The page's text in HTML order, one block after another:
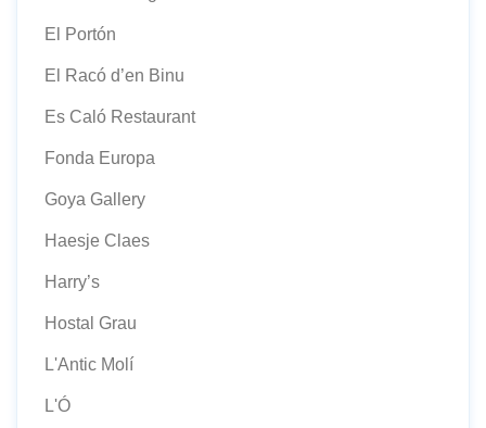
El Portón
El Racó d’en Binu
Es Caló Restaurant
Fonda Europa
Goya Gallery
Haesje Claes
Harry’s
Hostal Grau
L'Antic Molí
L'Ó